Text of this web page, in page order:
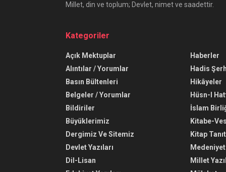
Millet, din ve toplum; Devlet, nimet ve saadettir.
Kategoriler
Açık Mektuplar
Alıntılar / Yorumlar
Basın Bültenleri
Belgeler / Yorumlar
Bildiriler
Büyüklerimiz
Dergimiz Ve Sitemiz
Devlet Yazıları
Dil-Lisan
Haberler
Hadis
Hikâyeler
Hüsn-I
İslam
Kitabe-
Kitap
Medeniyet
Millet